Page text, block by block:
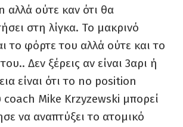
αλλά ούτε καν ότι θα
στη λίγκα. Το μακρινό
το φόρτε του αλλά ούτε και το
Δεν ξέρεις αν είναι 3αρι ή
είναι ότι το no position
coach Mike Krzyzewski μπορεί
να αναπτύξει το ατομικό